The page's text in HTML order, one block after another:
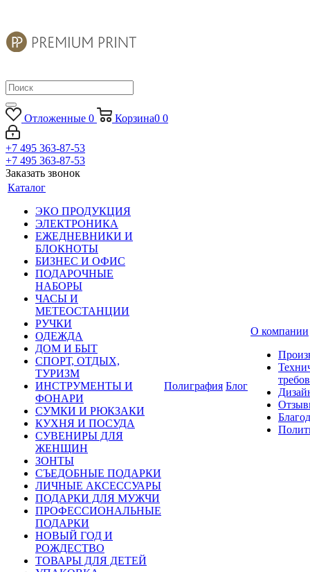
Отложенные 0 Корзина0 0
+7 495 363-87-53
+7 495 363-87-53
Заказать звонок
Каталог
ЭКО ПРОДУКЦИЯ
ЭЛЕКТРОНИКА
ЕЖЕДНЕВНИКИ И
БЛОКНОТЫ
БИЗНЕС И ОФИС
ПОДАРОЧНЫЕ
НАБОРЫ
ЧАСЫ И
МЕТЕОСТАНЦИИ
РУЧКИ
ОДЕЖДА
ДОМ И БЫТ
СПОРТ, ОТДЫХ,
ТУРИЗМ
ИНСТРУМЕНТЫ И
ФОНАРИ
СУМКИ И РЮКЗАКИ
КУХНЯ И ПОСУДА
СУВЕНИРЫ ДЛЯ
ЖЕНЩИН
ЗОНТЫ
СЪЕДОБНЫЕ ПОДАРКИ
ЛИЧНЫЕ АКСЕССУАРЫ
ПОДАРКИ ДЛЯ МУЖЧИ
ПРОФЕССИОНАЛЬНЫЕ
ПОДАРКИ
НОВЫЙ ГОД И
РОЖДЕСТВО
ТОВАРЫ ДЛЯ ДЕТЕЙ
Полиграфия Блог
О компании